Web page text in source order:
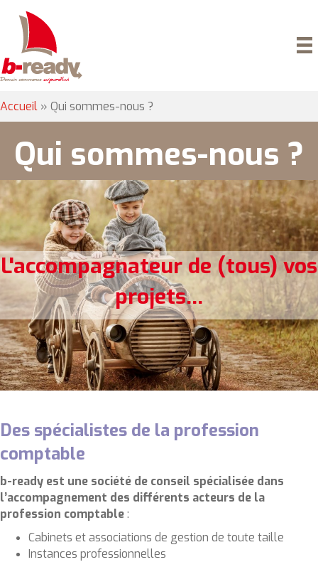
Accueil » Qui sommes-nous ?
Qui sommes-nous ?
L'accompagnateur de (tous) vos
projets...
Des spécialistes de la profession
comptable
b-ready est une société de conseil spécialisée dans
l’accompagnement des différents acteurs de la
profession comptable:
Cabinets et associations de gestion de toute taille
Instances professionnelles